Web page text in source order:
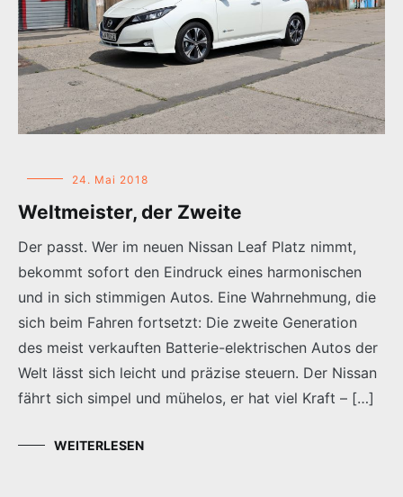
24. Mai 2018
Weltmeister, der Zweite
Der passt. Wer im neuen Nissan Leaf Platz nimmt,
bekommt sofort den Eindruck eines harmonischen
und in sich stimmigen Autos. Eine Wahrnehmung, die
sich beim Fahren fortsetzt: Die zweite Generation
des meist verkauften Batterie-elektrischen Autos der
Welt lässt sich leicht und präzise steuern. Der Nissan
fährt sich simpel und mühelos, er hat viel Kraft – […]
WEITERLESEN